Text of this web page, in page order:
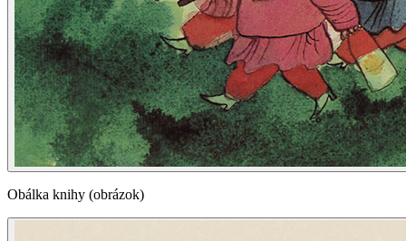
Obálka knihy (obrázok)